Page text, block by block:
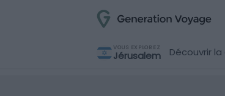
VOUS EXPLOREZ
Jérusalem Découvrir